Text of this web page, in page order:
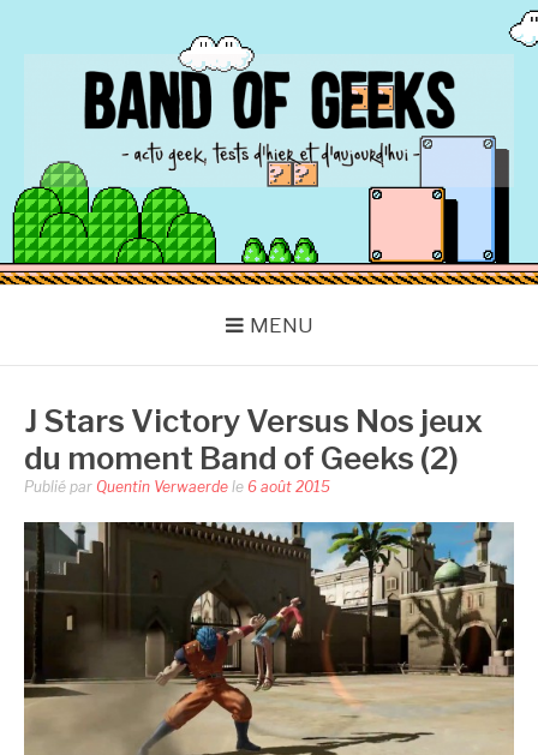
BAND OF GEEKS
Actu Geek d'hier et d'aujourd'hui
MENU
J Stars Victory Versus Nos jeux
du moment Band of Geeks (2)
Publié par Quentin Verwaerde le 6 août 2015